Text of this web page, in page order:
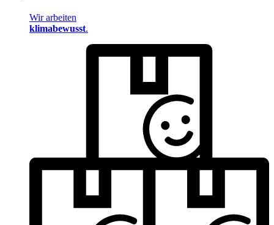
Wir arbeiten
klimabewusst.